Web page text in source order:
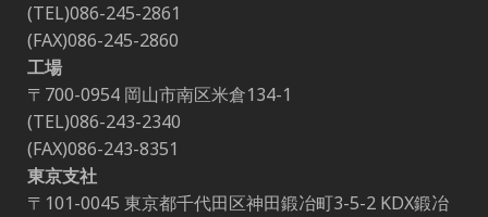
(TEL)086-245-2861
(FAX)086-245-2860
工場
〒700-0954 岡山市南区米倉134-1
(TEL)086-243-2340
(FAX)086-243-8351
東京支社
〒101-0045 東京都千代田区神田鍛冶町3-5-2 KDX鍛冶